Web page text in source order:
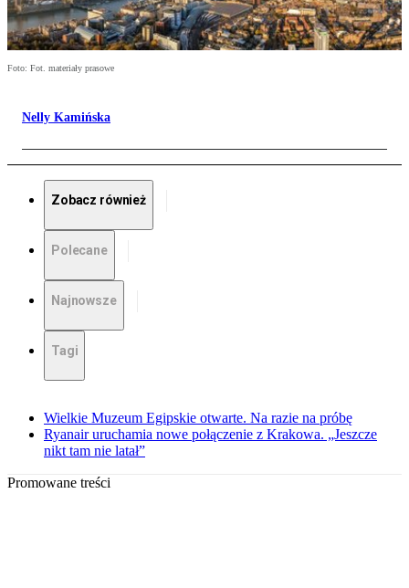
Foto: Fot. materiały prasowe
Nelly Kamińska
Zobacz również
Polecane
Najnowsze
Tagi
Wielkie Muzeum Egipskie otwarte. Na razie na próbę
Ryanair uruchamia nowe połączenie z Krakowa. „Jeszcze
nikt tam nie latał”
Promowane treści